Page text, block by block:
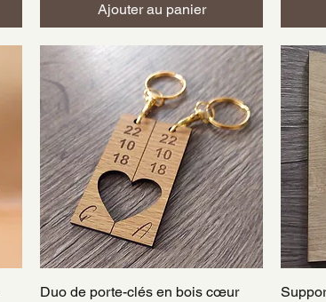
Ajouter au panier
Aperçu rapide
Duo de porte-clés en bois cœur